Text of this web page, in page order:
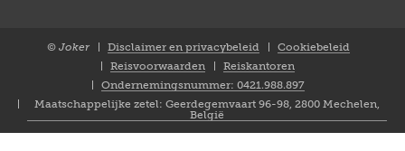
© Joker
Disclaimer en privacybeleid
Cookiebeleid
Reisvoorwaarden
Reiskantoren
Ondernemingsnummer: 0421.988.897
Maatschappelijke zetel: Geerdegemvaart 96-98, 2800 Mechelen,
België